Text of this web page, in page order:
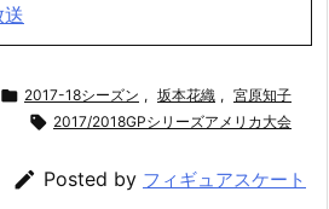
 2017-18シーズン , 坂本花織 , 宮原知子
 2017/2018GPシリーズアメリカ大会
 Posted by フィギュアスケート